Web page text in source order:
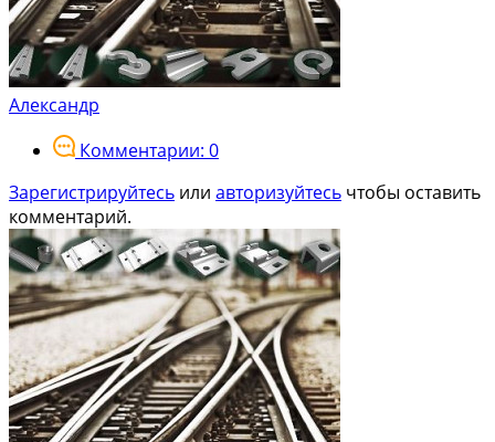
Александр
Комментарии: 0
Зарегистрируйтесь или авторизуйтесь чтобы оставить
комментарий.